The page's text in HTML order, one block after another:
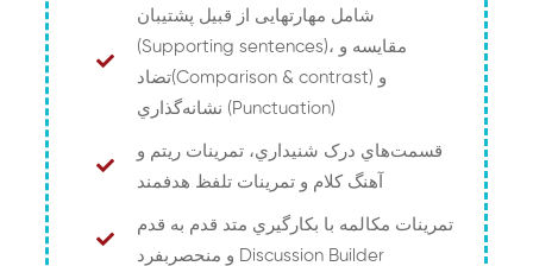
شامل مهارتهایی از قبیل پشتيبان
(Supporting sentences)، مقايسه و
تضاد(Comparison & contrast) و
نشانه‌گذاري (Punctuation)
قسمت‌هاي درک شنيداري، تمرينات ريتم و
آهنگ کلام و تمرينات تلفظ هدفمند
تمرينات مکالمه با بکارگيري متد قدم به قدم
و منحصر‌بفرد Discussion Builder